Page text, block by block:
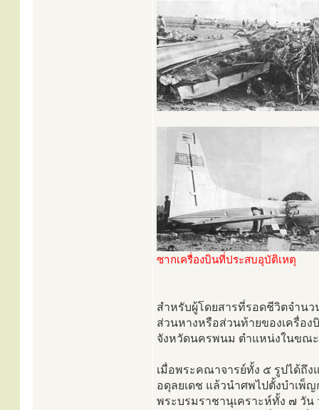
ซากเครื่องบินที่ประสบอุบัติเหตุ
สำหรับผู้โดยสารที่รอดชีวิตจำน
ส่วนหางหรือส่วนท้ายของเครื่อ
จังหวัดนครพนม ตำแหน่งในขณะ
เมื่อพระคณาจารย์ทั้ง ๕ รูปได้ถึ
อดุลยเดช แล้วนำศพไปตั้งบำเพ็
พระบรมราชานุเคราะห์ทั้ง ๗ วั